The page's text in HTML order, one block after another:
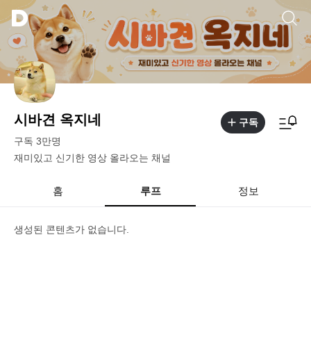
시바견 옥지네
구독 3만명
재미있고 신기한 영상 올라오는 채널
구독
홈 루프 정보
생성된 콘텐츠가 없습니다.